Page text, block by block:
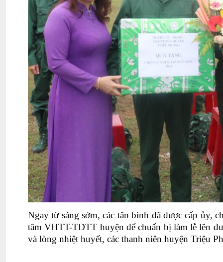
Ngay từ sáng sớm, các tân binh đã được cấp ủy,
tâm VHTT-TDTT huyện để chuẩn bị làm lễ lên
và lòng nhiệt huyết, các thanh niên huyện Triệu